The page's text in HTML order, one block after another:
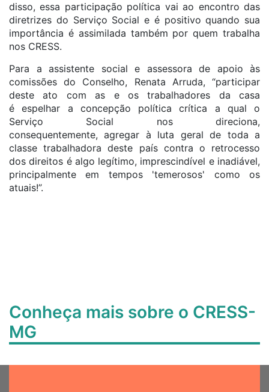
disso, essa participação política vai ao encontro das
diretrizes do Serviço Social e é positivo quando sua
importância é assimilada também por quem trabalha
nos CRESS.
Para a assistente social e assessora de apoio às
comissões do Conselho, Renata Arruda, “participar
deste ato com as e os trabalhadores da casa
é espelhar a concepção política crítica a qual o
Serviço Social nos direciona,
consequentemente, agregar à luta geral de toda a
classe trabalhadora deste país contra o retrocesso
dos direitos é algo legítimo, imprescindível e inadiável,
principalmente em tempos 'temerosos' como os
atuais!”.
Conheça mais sobre o CRESS-
MG